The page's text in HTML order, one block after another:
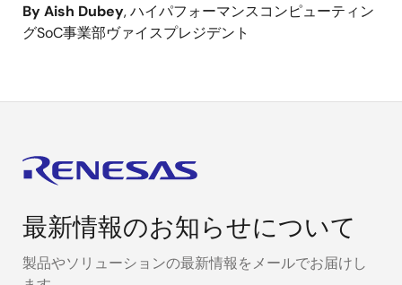
By Aish Dubey, ハイパフォーマンスコンピューティン
グSoC事業部ヴァイスプレジデント
最新情報のお知らせについて
製品やソリューションの最新情報をメールでお届けし